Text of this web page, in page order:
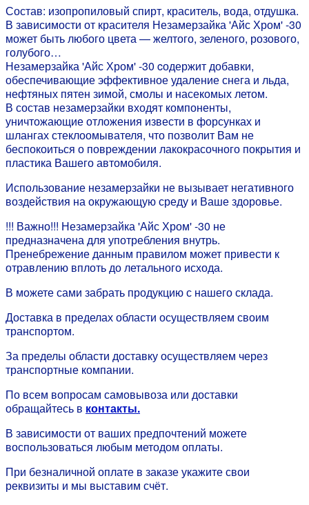
Состав: изопропиловый спирт, краситель, вода, отдушка.
В зависимости от красителя Незамерзайка 'Айс Хром' -30
может быть любого цвета — желтого, зеленого, розового,
голубого…
Незамерзайка 'Айс Хром' -30 cодержит добавки,
обеспечивающие эффективное удаление снега и льда,
нефтяных пятен зимой, смолы и насекомых летом.
В состав незамерзайки входят компоненты,
уничтожающие отложения извести в форсунках и
шлангах стеклоомывателя, что позволит Вам не
беспокоиться о повреждении лакокрасочного покрытия и
пластика Вашего автомобиля.
Использование незамерзайки не вызывает негативного
воздействия на окружающую среду и Ваше здоровье.
!!! Важно!!! Незамерзайка 'Айс Хром' -30 не
предназначена для употребления внутрь.
Пренебрежение данным правилом может привести к
отравлению вплоть до летального исхода.
В можете сами забрать продукцию с нашего склада.
Доставка в пределах области осуществляем своим
транспортом.
За пределы области доставку осуществляем через
транспортные компании.
По всем вопросам самовывоза или доставки
обращайтесь в контакты.
В зависимости от ваших предпочтений можете
воспользоваться любым методом оплаты.
При безналичной оплате в заказе укажите свои
реквизиты и мы выставим счёт.